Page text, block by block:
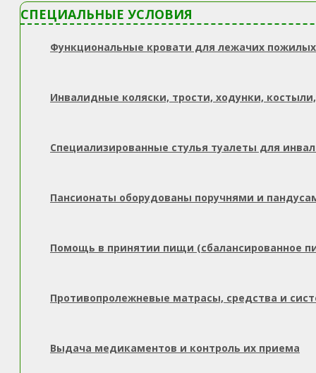
СПЕЦИАЛЬНЫЕ УСЛОВИЯ
Функциональные кровати для лежачих
Инвалидные коляски, трости, ходунки,
Специализированные стулья туалеты для
Пансионаты оборудованы поручнями и
Помощь в принятии пищи (сбалансированное
Противопролежневые матрасы, средства и
Выдача медикаментов и контроль их приема